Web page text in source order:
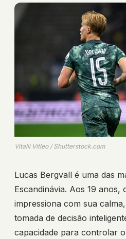
Vitalii Vitleo / Shutterstock.com
Lucas Bergvall é uma das
Escandinávia. Aos 19 anos,
impressiona com sua
tomada de decisão
capacidade para controlar